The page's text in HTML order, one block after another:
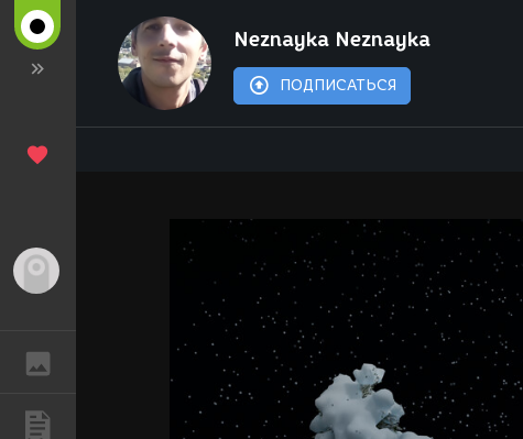
Neznayka Neznayka
ПОДПИСАТЬСЯ